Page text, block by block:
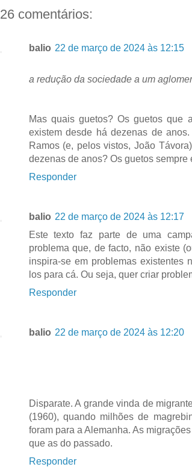
26 comentários:
balio 22 de março de 2024 às 12:15
a redução da sociedade a um
Mas quais guetos? Os guetos que
existem desde há dezenas de
Ramos (e, pelos vistos, João
dezenas de anos? Os guetos sempre
Responder
balio 22 de março de 2024 às 12:17
Este texto faz parte de uma
problema que, de facto, não existe
inspira-se em problemas existentes
los para cá. Ou seja, quer criar
Responder
balio 22 de março de 2024 às 12:20
Disparate. A grande vinda de
(1960), quando milhões de
foram para a Alemanha. As
que as do passado.
Responder